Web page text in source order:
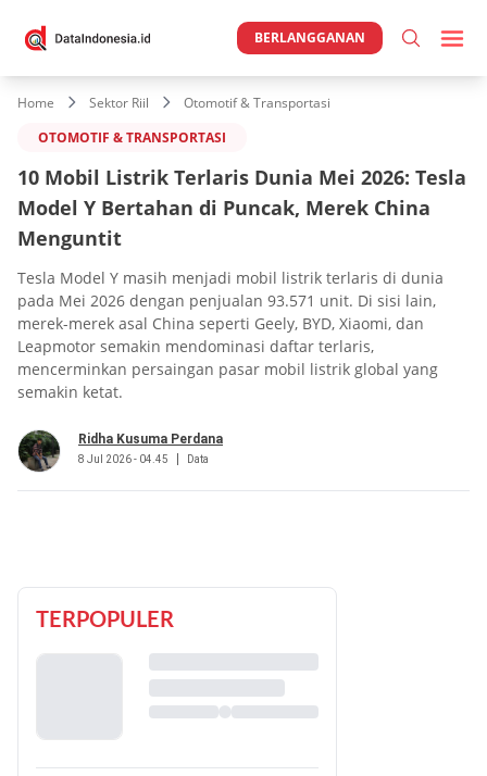
BERLANGGANAN
Home Sektor Riil
Otomotif & Transportasi
OTOMOTIF & TRANSPORTASI
10 Mobil Listrik Terlaris Dunia Mei 2026: Tesla
Model Y Bertahan di Puncak, Merek China
Menguntit
Tesla Model Y masih menjadi mobil listrik terlaris di dunia
pada Mei 2026 dengan penjualan 93.571 unit. Di sisi lain,
merek-merek asal China seperti Geely, BYD, Xiaomi, dan
Leapmotor semakin mendominasi daftar terlaris,
mencerminkan persaingan pasar mobil listrik global yang
semakin ketat.
Ridha Kusuma Perdana
8 Jul 2026 - 04.45 Data
TERPOPULER